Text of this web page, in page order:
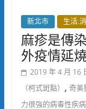
新北市 生活.
麻疹是傳
外疫情延燒
2019 年 4 月 16
（柯式斑點） , 奇美
力很強的病毒性疾